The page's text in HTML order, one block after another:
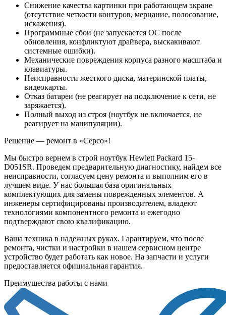
Снижение качества картинки при работающем экране
(отсутствие четкости контуров, мерцание, полосование,
искажения).
Программные сбои (не запускается ОС после
обновления, конфликтуют драйвера, выскакивают
системные ошибки).
Механические повреждения корпуса разного масштаба и
клавиатуры.
Неисправности жесткого диска, материнской платы,
видеокарты.
Отказ батареи (не реагирует на подключение к сети, не
заряжается).
Полный выход из строя (ноутбук не включается, не
реагирует на манипуляции).
Решение — ремонт в «Серсо»!
Мы быстро вернем в строй ноутбук Hewlett Packard 15-
D051SR. Проведем предварительную диагностику, найдем все
неисправности, согласуем цену ремонта и выполним его в
лучшем виде. У нас большая база оригинальных
комплектующих для замены поврежденных элементов. А
инженеры сертифицированы производителем, владеют
технологиями компонентного ремонта и ежегодно
подтверждают свою квалификацию.
Ваша техника в надежных руках. Гарантируем, что после
ремонта, чистки и настройки в нашем сервисном центре
устройство будет работать как новое. На запчасти и услуги
предоставляется официальная гарантия.
Преимущества работы с нами